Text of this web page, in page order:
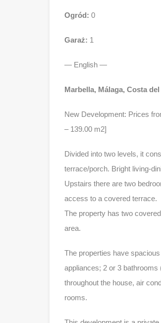
Ogród: 0
Garaż: 1
— English —
Marbella, Málaga, Costa
New Development: Prices
– 139.00 m2]
Divided into two levels, it
terrace/porch. Bright living-
Upstairs there are two
access to a covered terrace.
The property has two
area.
The properties have
appliances; 2 or 3 bathrooms
throughout the house, air
rooms.